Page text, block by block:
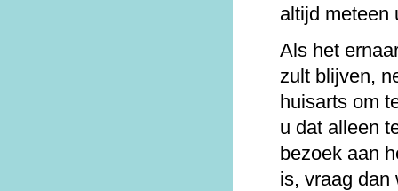
altijd meteen
Als het
zult blijven,
huisarts om
u dat alleen
bezoek aan
is, vraag dan